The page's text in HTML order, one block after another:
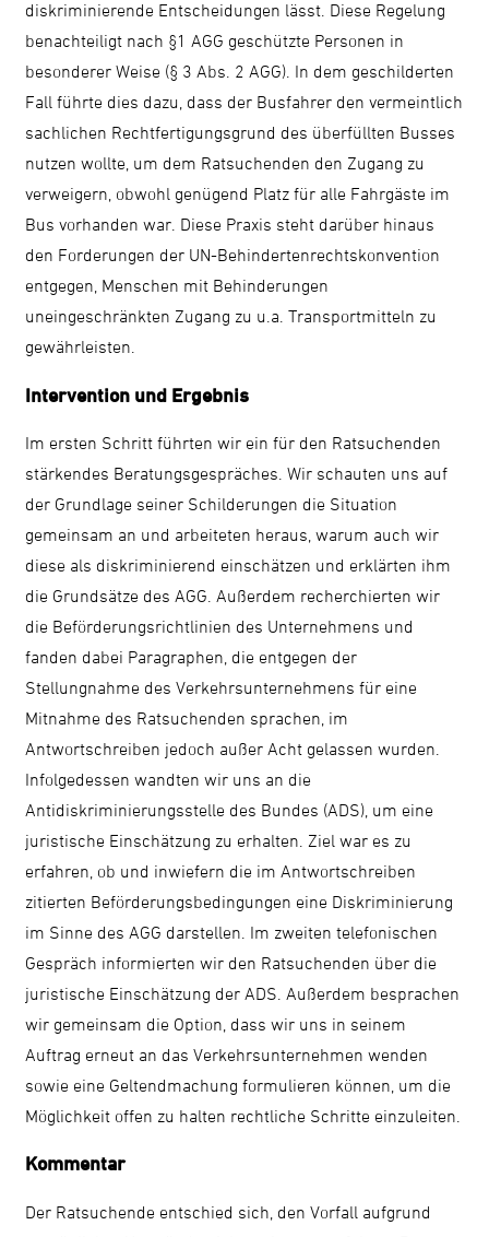
diskriminierende Entscheidungen lässt. Diese Regelung
benachteiligt nach §1 AGG geschützte Personen in
besonderer Weise (§ 3 Abs. 2 AGG). In dem geschilderten
Fall führte dies dazu, dass der Busfahrer den vermeintlich
sachlichen Rechtfertigungsgrund des überfüllten Busses
nutzen wollte, um dem Ratsuchenden den Zugang zu
verweigern, obwohl genügend Platz für alle Fahrgäste im
Bus vorhanden war. Diese Praxis steht darüber hinaus
den Forderungen der UN-Behindertenrechtskonvention
entgegen, Menschen mit Behinderungen
uneingeschränkten Zugang zu u.a. Transportmitteln zu
gewährleisten.
Intervention und Ergebnis
Im ersten Schritt führten wir ein für den Ratsuchenden
stärkendes Beratungsgespräches. Wir schauten uns auf
der Grundlage seiner Schilderungen die Situation
gemeinsam an und arbeiteten heraus, warum auch wir
diese als diskriminierend einschätzen und erklärten ihm
die Grundsätze des AGG. Außerdem recherchierten wir
die Beförderungsrichtlinien des Unternehmens und
fanden dabei Paragraphen, die entgegen der
Stellungnahme des Verkehrsunternehmens für eine
Mitnahme des Ratsuchenden sprachen, im
Antwortschreiben jedoch außer Acht gelassen wurden.
Infolgedessen wandten wir uns an die
Antidiskriminierungsstelle des Bundes (ADS), um eine
juristische Einschätzung zu erhalten. Ziel war es zu
erfahren, ob und inwiefern die im Antwortschreiben
zitierten Beförderungsbedingungen eine Diskriminierung
im Sinne des AGG darstellen. Im zweiten telefonischen
Gespräch informierten wir den Ratsuchenden über die
juristische Einschätzung der ADS. Außerdem besprachen
wir gemeinsam die Option, dass wir uns in seinem
Auftrag erneut an das Verkehrsunternehmen wenden
sowie eine Geltendmachung formulieren können, um die
Möglichkeit offen zu halten rechtliche Schritte einzuleiten.
Kommentar
Der Ratsuchende entschied sich, den Vorfall aufgrund